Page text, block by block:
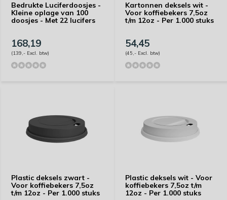
Bedrukte Luciferdoosjes -
Kleine oplage van 100
doosjes - Met 22 lucifers
168,19
(139,- Excl. btw)
Kartonnen deksels wit -
Voor koffiebekers 7,5oz
t/m 12oz - Per 1.000 stuks
54,45
(45,- Excl. btw)
Plastic deksels zwart -
Voor koffiebekers 7,5oz
t/m 12oz - Per 1.000 stuks
Plastic deksels wit - Voor
koffiebekers 7,5oz t/m
12oz - Per 1.000 stuks